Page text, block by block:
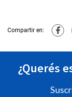
Compartir en:
¿Querés